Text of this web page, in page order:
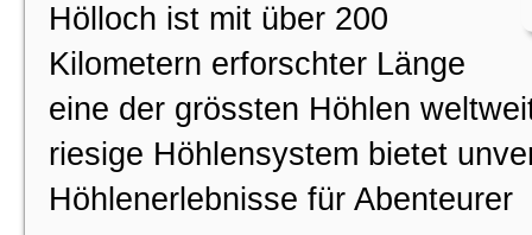
Firmenevents
Kontakt/Adresse
Partner, Lieferanten
Hölloch ist mit über 200
Kilometern erforschter Länge
eine der grössten Höhlen
riesige Höhlensystem bietet
Höhlenerlebnisse für Abenteurer